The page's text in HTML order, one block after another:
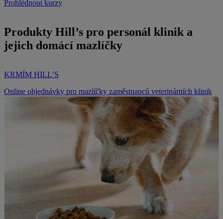
Prohlédnout kurzy
Produkty Hill’s pro personál klinik a
jejich domácí mazlíčky
KRMÍM HILL’S
Online objednávky pro mazlíčky zaměstnanců veterinárních klinik